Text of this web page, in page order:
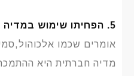
5. הפחיתו שימוש במדיה חברתית
אומרים שכמו
מדיה חברתית היא